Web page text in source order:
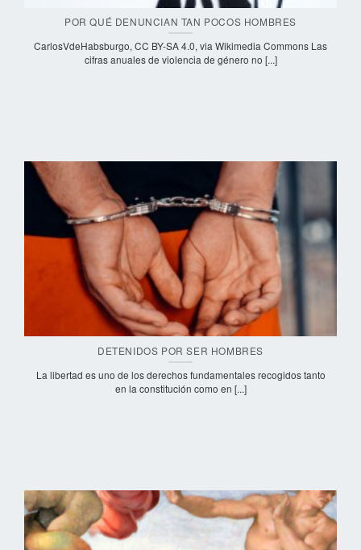
POR QUÉ DENUNCIAN TAN POCOS HOMBRES
CarlosVdeHabsburgo, CC BY-SA 4.0, via Wikimedia Commons Las
cifras anuales de violencia de género no [...]
DETENIDOS POR SER HOMBRES
La libertad es uno de los derechos fundamentales recogidos tanto
en la constitución como en [...]